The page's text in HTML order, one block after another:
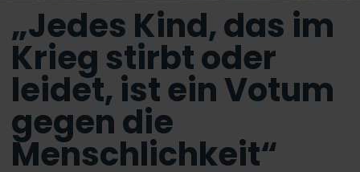
„Jedes Kind, das im
Krieg stirbt oder
leidet, ist ein Votum
gegen die
Menschlichkeit“